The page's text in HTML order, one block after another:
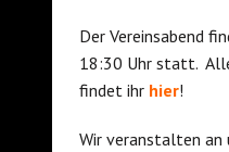
Der Vereinsabend
18:30 Uhr statt.
findet ihr hier!
Wir veranstalten an